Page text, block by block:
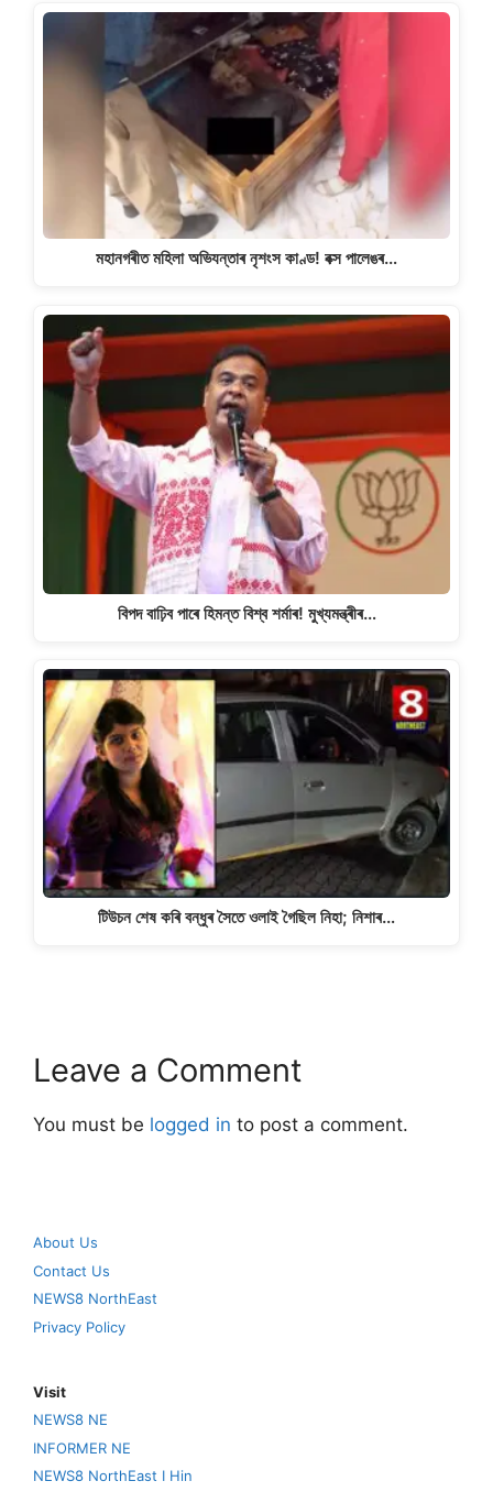
মহানগৰীত মহিলা অভিযন্তাৰ নৃশংস কাণ্ড! বক্স পালেঙৰ…
বিপদ বাঢ়িব পাৰে হিমন্ত বিশ্ব শৰ্মাৰ! মুখ্যমন্ত্ৰীৰ…
টিউচন শেষ কৰি বন্ধুৰ সৈতে ওলাই গৈছিল নিহা; নিশাৰ…
Leave a Comment
You must be logged in to post a comment.
About Us
Contact Us
NEWS8 NorthEast
Privacy Policy
Visit
NEWS8 NE
INFORMER NE
NEWS8 NorthEast I Hin